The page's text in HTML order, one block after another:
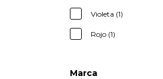
Violeta (1)
Rojo (1)
Marca